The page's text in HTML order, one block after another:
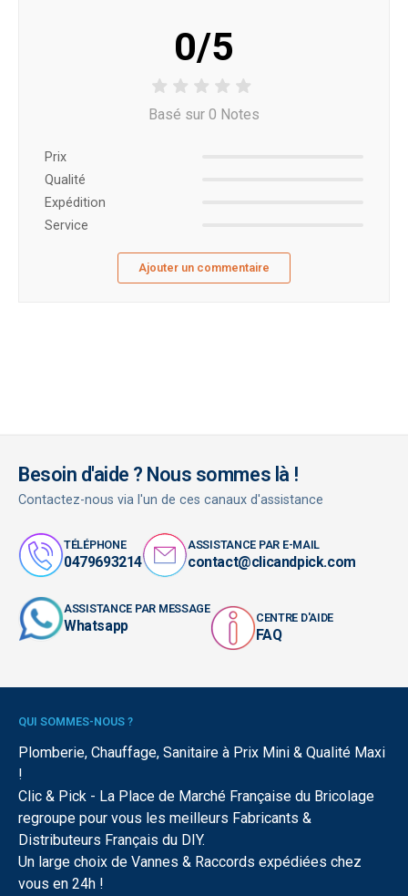
0/5
Basé sur 0 Notes
Prix ​​
Qualité
Expédition
Service
Ajouter un commentaire
Besoin d'aide ? Nous sommes là !
Contactez-nous via l'un de ces canaux d'assistance
TÉLÉPHONE
0479693214
ASSISTANCE PAR E-MAIL
contact@clicandpick.com
ASSISTANCE PAR MESSAGE
Whatsapp CENTRE D'AIDE
FAQ
QUI SOMMES-NOUS ?
Plomberie, Chauffage, Sanitaire à Prix Mini & Qualité Maxi
!
Clic & Pick - La Place de Marché Française du Bricolage
regroupe pour vous les meilleurs Fabricants &
Distributeurs Français du DIY.
Un large choix de Vannes & Raccords expédiées chez
vous en 24h !